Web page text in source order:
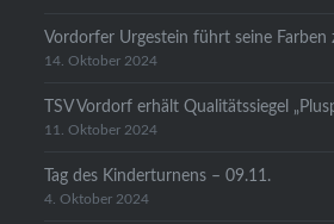
Vordorfer Urgestein führt seine Farben
14. Oktober 2024
TSV Vordorf erhält Qualitätssiegel
11. Oktober 2024
Tag des Kinderturnens – 09.11.
4. Oktober 2024